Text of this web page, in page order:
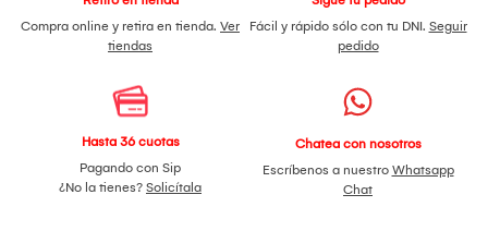
Compra online y retira en tienda. Ver
tiendas
Fácil y rápido sólo con tu DNI. Seguir
pedido
Hasta 36 cuotas
Pagando con Sip
¿No la tienes? Solicítala
Chatea con nosotros
Escríbenos a nuestro Whatsapp
Chat